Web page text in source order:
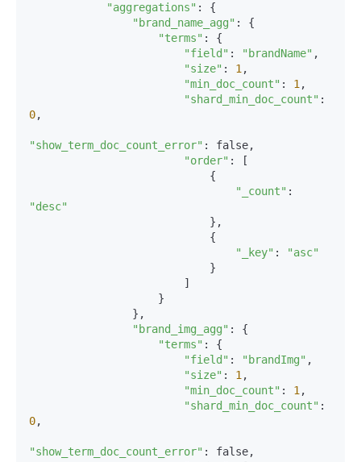
"aggregations" : {
"brand_name_agg" : {
"terms" : {
"field" : "brandName" ,
"size" : 1 ,
"min_doc_count" : 1 ,
"shard_min_doc_count"
0,
"show_term_doc_count_error" : false,
"order" : [
"_count"
"desc"
"_key" :
"asc"
"brand_img_agg" : {
"terms" : {
"field" : "brandImg" ,
"size" : 1 ,
"min_doc_count" : 1 ,
"shard_min_doc_count"
0,
"show_term_doc_count_error" : false,